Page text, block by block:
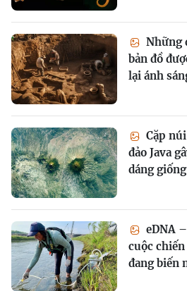
Những
bản đồ
lại ánh
Cặp
đảo Java
dáng
eDNA
cuộc
đang biến